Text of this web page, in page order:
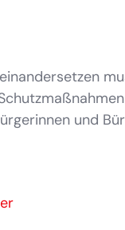
und